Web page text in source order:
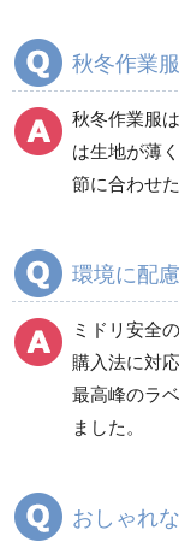
秋冬長袖
食品産業用長
食品産業用半
ワークパンツ
春夏ワーク
ズボン
秋冬ワーク
ズボン
秋冬作業
秋冬作業服
は生地が薄
節に合わせ
環境に配
ミドリ安全
購入法に対
最高峰のラ
ました。
おしゃれ